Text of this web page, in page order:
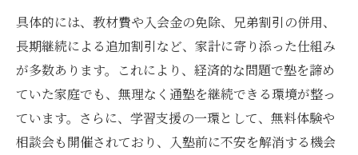
具体的には、教材費や入会金の免除、兄弟割引の併用、
長期継続による追加割引など、家計に寄り添った仕組み
が多数あります。これにより、経済的な問題で塾を諦め
ていた家庭でも、無理なく通塾を継続できる環境が整っ
ています。さらに、学習支援の一環として、無料体験や
相談会も開催されており、入塾前に不安を解消する機会